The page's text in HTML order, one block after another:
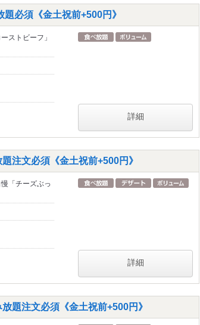
必須《金土祝前+500円》
ストビーフ」
詳細
注文必須《金土祝前+500円》
「チーズぶっ
詳細
題注文必須《金土祝前+500円》